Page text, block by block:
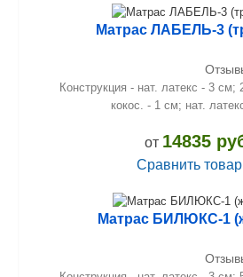
Матрас ЛАБЕЛЬ-3
Конструкция - нат. латекс - 3
кокос. - 1 см; нат.
от 14835
Сравнить товар
Матрас БИЛЮКС-1